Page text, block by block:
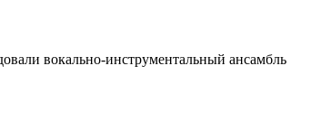
вокально-инструментальный ансамбль